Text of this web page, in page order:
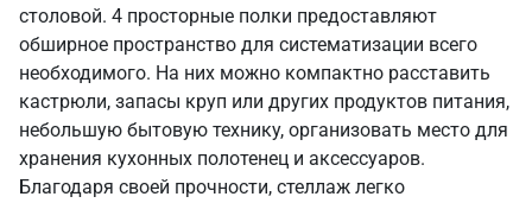
столовой. 4 просторные полки предоставляют
обширное пространство для систематизации всего
необходимого. На них можно компактно расставить
кастрюли, запасы круп или других продуктов питания,
небольшую бытовую технику, организовать место для
хранения кухонных полотенец и аксессуаров.
Благодаря своей прочности, стеллаж легко